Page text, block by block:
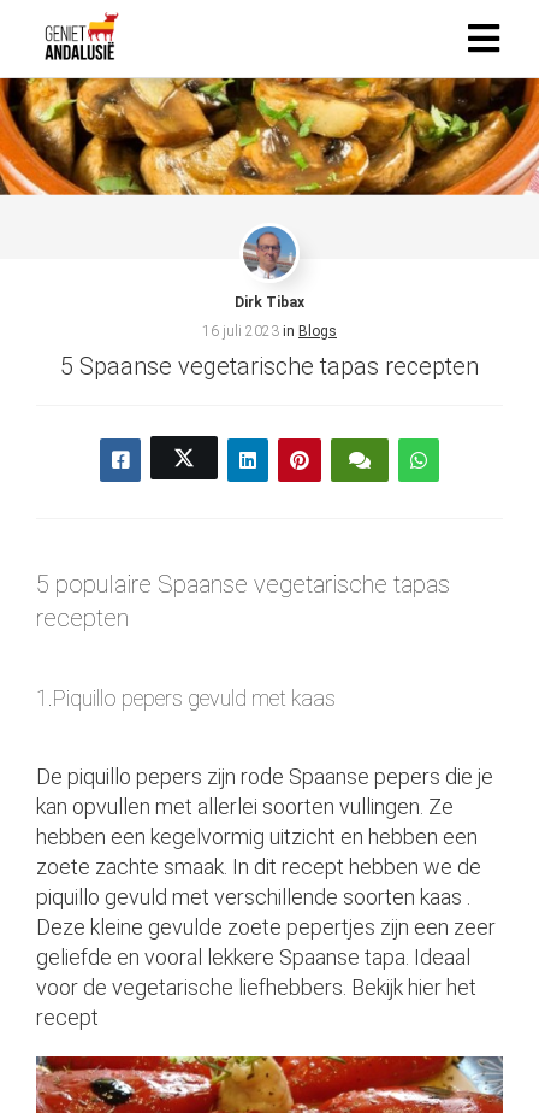
Dirk Tibax
16 juli 2023 in Blogs
5 Spaanse vegetarische tapas recepten
5 populaire Spaanse vegetarische tapas
recepten
1.Piquillo pepers gevuld met kaas
De piquillo pepers zijn rode Spaanse pepers die je
kan opvullen met allerlei soorten vullingen. Ze
hebben een kegelvormig uitzicht en hebben een
zoete zachte smaak. In dit recept hebben we de
piquillo gevuld met verschillende soorten kaas .
Deze kleine gevulde zoete pepertjes zijn een zeer
geliefde en vooral lekkere Spaanse tapa. Ideaal
voor de vegetarische liefhebbers. Bekijk hier het
recept